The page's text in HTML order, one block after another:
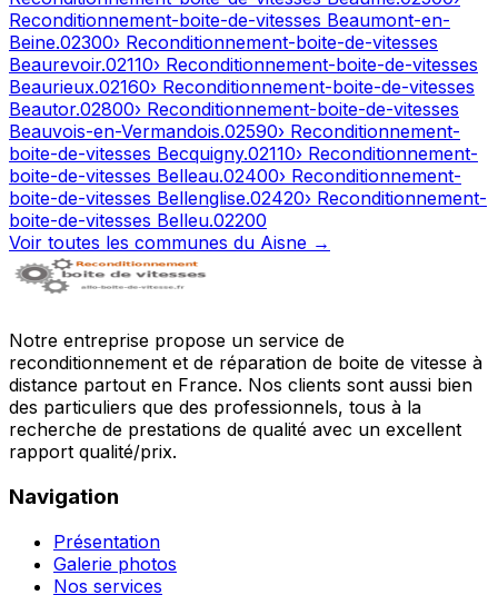
Reconditionnement-boite-de-vitesses Beaumont-en-
Beine.02300› Reconditionnement-boite-de-vitesses
Beaurevoir.02110› Reconditionnement-boite-de-vitesses
Beaurieux.02160› Reconditionnement-boite-de-vitesses
Beautor.02800› Reconditionnement-boite-de-vitesses
Beauvois-en-Vermandois.02590› Reconditionnement-
boite-de-vitesses Becquigny.02110› Reconditionnement-
boite-de-vitesses Belleau.02400› Reconditionnement-
boite-de-vitesses Bellenglise.02420› Reconditionnement-
boite-de-vitesses Belleu.02200
Voir toutes les communes du Aisne →
Notre entreprise propose un service de
reconditionnement et de réparation de boite de vitesse à
distance partout en France. Nos clients sont aussi bien
des particuliers que des professionnels, tous à la
recherche de prestations de qualité avec un excellent
rapport qualité/prix.
Navigation
Présentation
Galerie photos
Nos services